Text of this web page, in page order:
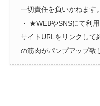
一切責任を負いかねます。
・ ★WEBやSNSにて利
サイトURLをリンクして
の筋肉がパンプアップ致